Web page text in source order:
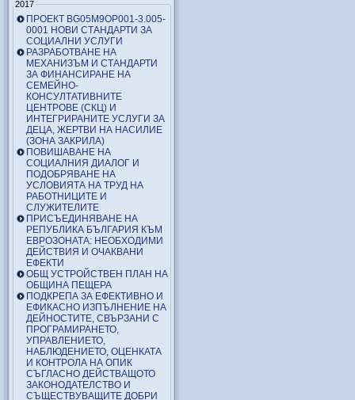
2017
ПРОЕКТ BG05M9OP001-3.005-
0001 НОВИ СТАНДАРТИ ЗА
СОЦИАЛНИ УСЛУГИ
РАЗРАБОТВАНЕ НА
МЕХАНИЗЪМ И СТАНДАРТИ
ЗА ФИНАНСИРАНЕ НА
СЕМЕЙНО-
КОНСУЛТАТИВНИТЕ
ЦЕНТРОВЕ (СКЦ) И
ИНТЕГРИРАНИТЕ УСЛУГИ ЗА
ДЕЦА, ЖЕРТВИ НА НАСИЛИЕ
(ЗОНА ЗАКРИЛА)
ПОВИШАВАНЕ НА
СОЦИАЛНИЯ ДИАЛОГ И
ПОДОБРЯВАНЕ НА
УСЛОВИЯТА НА ТРУД НА
РАБОТНИЦИТЕ И
СЛУЖИТЕЛИТЕ
ПРИСЪЕДИНЯВАНЕ НА
РЕПУБЛИКА БЪЛГАРИЯ КЪМ
ЕВРОЗОНАТА: НЕОБХОДИМИ
ДЕЙСТВИЯ И ОЧАКВАНИ
ЕФЕКТИ
ОБЩ УСТРОЙСТВЕН ПЛАН НА
ОБЩИНА ПЕЩЕРА
ПОДКРЕПА ЗА ЕФЕКТИВНО И
ЕФИКАСНО ИЗПЪЛНЕНИЕ НА
ДЕЙНОСТИТЕ, СВЪРЗАНИ С
ПРОГРАМИРАНЕТО,
УПРАВЛЕНИЕТО,
НАБЛЮДЕНИЕТО, ОЦЕНКАТА
И КОНТРОЛА НА ОПИК
СЪГЛАСНО ДЕЙСТВАЩОТО
ЗАКОНОДАТЕЛСТВО И
СЪЩЕСТВУВАЩИТЕ ДОБРИ